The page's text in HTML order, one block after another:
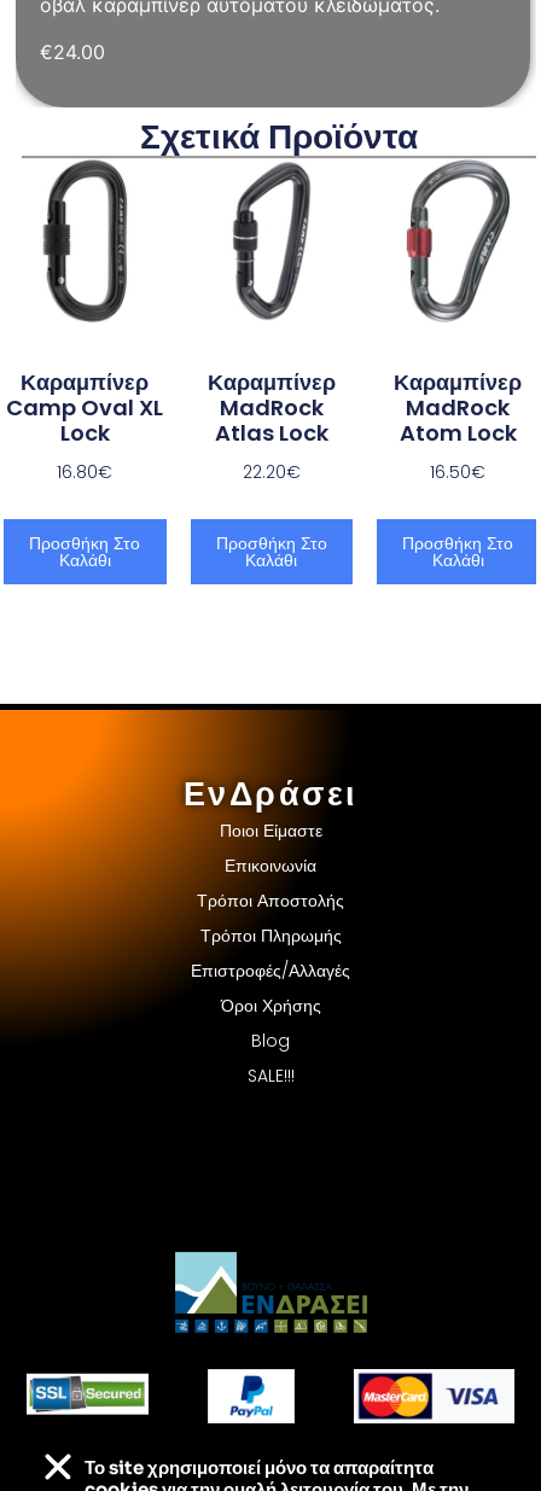
οβάλ καραμπίνερ αυτόματου κλειδώματος.
€24.00
Σχετικά Προϊόντα
Καραμπίνερ
Camp Oval XL
Lock
16.80€
Προσθήκη Στο
Καλάθι
Καραμπίνερ
MadRock
Atlas Lock
22.20€
Προσθήκη Στο
Καλάθι
Καραμπίνερ
MadRock
Atom Lock
16.50€
Προσθήκη Στο
Καλάθι
ΕνΔράσει
Ποιοι Είμαστε
Επικοινωνία
Τρόποι Αποστολής
Τρόποι Πληρωμής
Επιστροφές/Αλλαγές
Όροι Χρήσης
Blog
SALE!!!
Τα πάντα για τις εξορμήσεις σου – Στις καλύτερες
Το site χρησιμοποιεί μόνο τα απαραίτητα